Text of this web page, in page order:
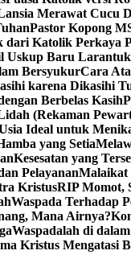
Merawat Cucu
Pastor Kopong
dari Katolik Perkaya
Uskup Baru
BersyukurCara
karena Dikasihi
Berbelas Kasih
(Rekaman
Ideal untuk
yang Setia
Kesesatan yang
PelayananMalaikat
KristusRIP Momot,
Waspada Terhadap
Mana Airnya?
Waspadalah di
Kristus Mengatasi